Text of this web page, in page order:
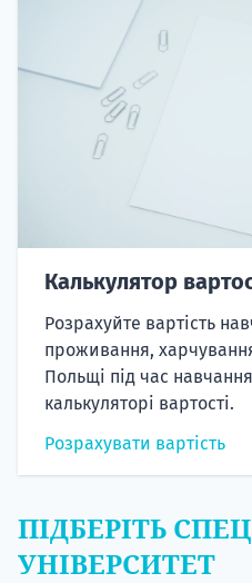
Калькулятор
Розрахуйте вартість
проживання,
Польщі під час
калькуляторі вартості.
Розрахувати вартість
ПІДБЕРІТЬ
УНІВЕРСИТЕТ